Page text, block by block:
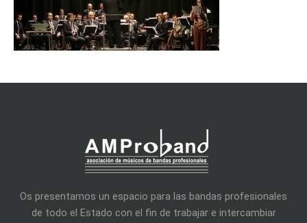
Os presentamos un espacio para las bandas profesionales
de todo el Estado con el fin de trabajar e intercambiar